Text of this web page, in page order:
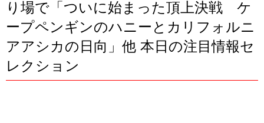
り場で「ついに始まった頂上決戦 ケ
ープペンギンのハニーとカリフォルニ
アアシカの日向」他 本日の注目情報セ
レクション